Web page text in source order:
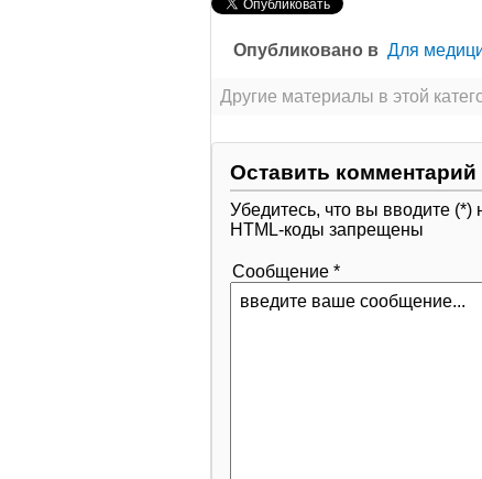
Опубликовано в Для
Другие материалы в этой
Оставить комментарий
Убедитесь, что вы вводите
HTML-коды запрещены
Сообщение *